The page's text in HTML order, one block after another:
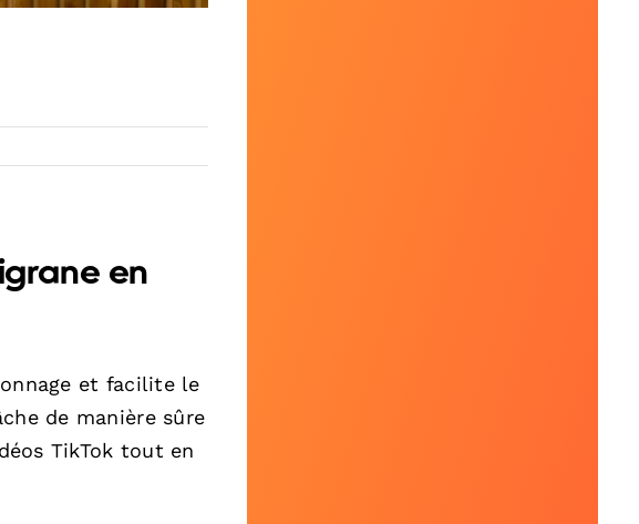
en
et facilite le
de manière sûre
TikTok tout en